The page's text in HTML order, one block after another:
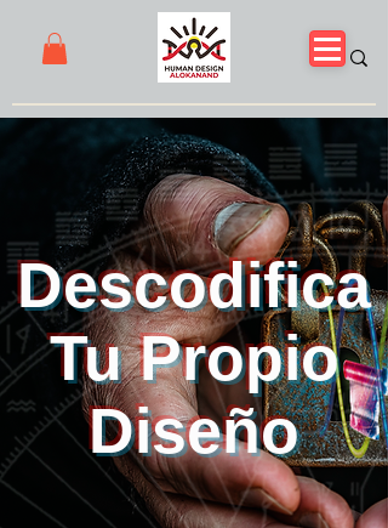
Descodifica
Tu Propio
Diseño